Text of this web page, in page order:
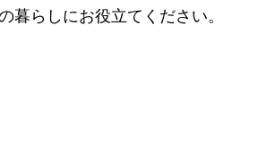
暮らしにお役立てください。